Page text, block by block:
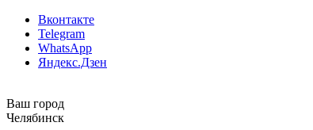
Вконтакте
Telegram
WhatsApp
Яндекс.Дзен
Ваш город
Челябинск